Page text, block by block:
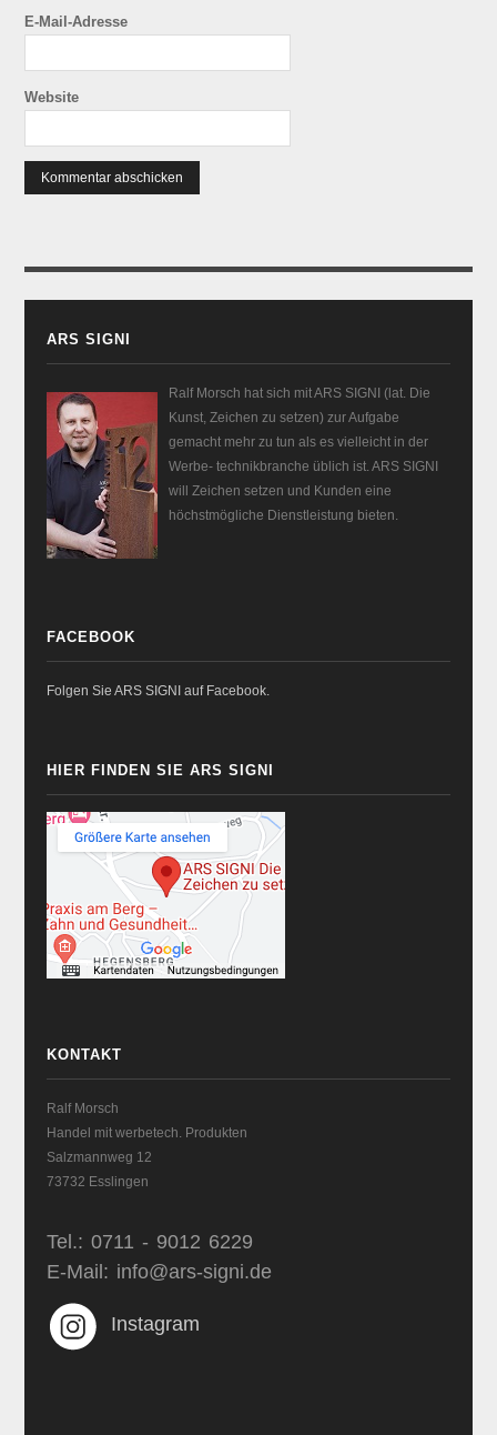
E-Mail-Adresse
Website
ARS SIGNI
Ralf Morsch hat sich mit ARS SIGNI (lat. Die
Kunst, Zeichen zu setzen) zur Aufgabe
gemacht mehr zu tun als es vielleicht in der
Werbe- technikbranche üblich ist. ARS SIGNI
will Zeichen setzen und Kunden eine
höchstmögliche Dienstleistung bieten.
FACEBOOK
Folgen Sie ARS SIGNI auf Facebook.
HIER FINDEN SIE ARS SIGNI
KONTAKT
Ralf Morsch
Handel mit werbetech. Produkten
Salzmannweg 12
73732 Esslingen
Tel.: 0711 - 9012 6229
E-Mail: info@ars-signi.de
Instagram